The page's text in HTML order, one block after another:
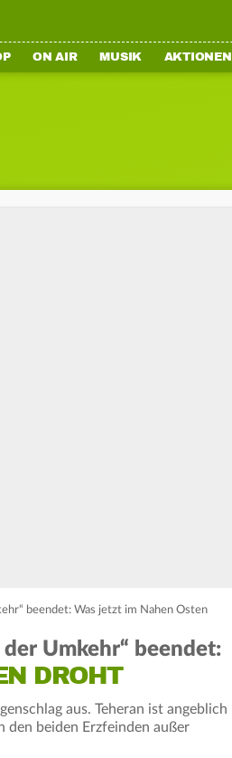
ON AIR MUSIK AKTIONEN
beendet: Was jetzt im Nahen Osten
der Umkehr“ beendet:
DROHT
aus. Teheran ist angeblich
den beiden Erzfeinden außer